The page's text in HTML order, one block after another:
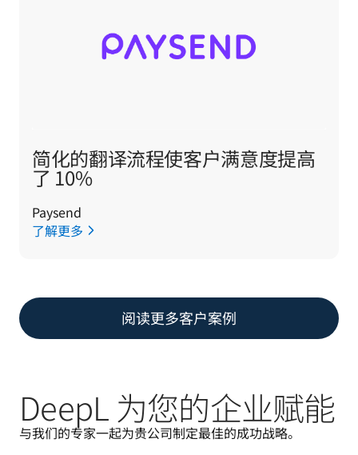
简化的翻译流程使客户满意度提高
了 10%
Paysend
了解更多
阅读更多客户案例
DeepL 为您的企业赋能
与我们的专家一起为贵公司制定最佳的成功战略。